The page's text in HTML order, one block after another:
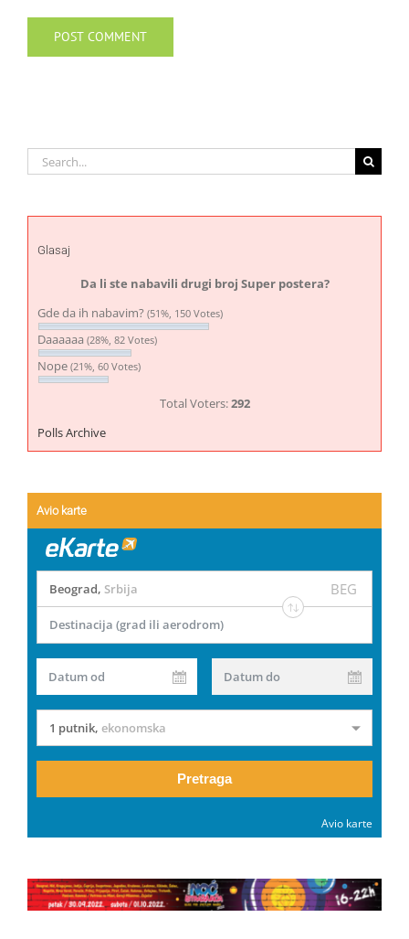
Search
for:
Glasaj
Da li ste nabavili drugi broj Super postera?
Gde da ih nabavim? (51%, 150 Votes)
Daaaaaa (28%, 82 Votes)
Nope (21%, 60 Votes)
Total Voters:292
Polls Archive
Avio karte
Beograd, Srbija BEG
Destinacija (grad ili aerodrom)
Datum od Datum do
1 putnik, ekonomska
Pretraga
Avio karte